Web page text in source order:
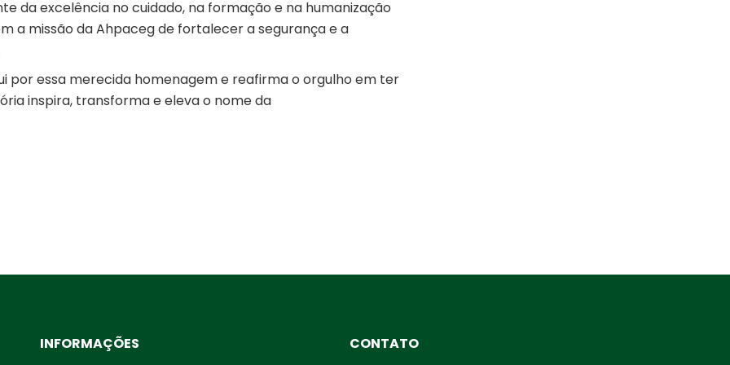
da excelência no cuidado, na formação e na humanização
a missão da Ahpaceg de fortalecer a segurança e a
por essa merecida homenagem e reafirma o orgulho em ter
inspira, transforma e eleva o nome da
INFORMAÇÕES CONTATO